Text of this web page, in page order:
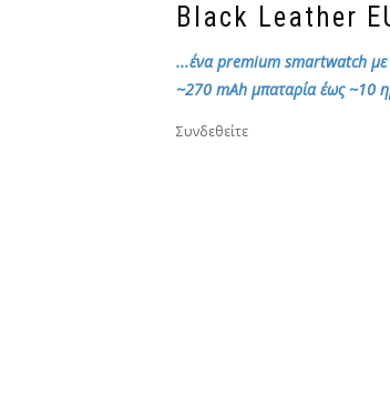
Black Leather
...ένα premium smartwatch με
~270 mAh μπαταρία έως ~10
Συνδεθείτε